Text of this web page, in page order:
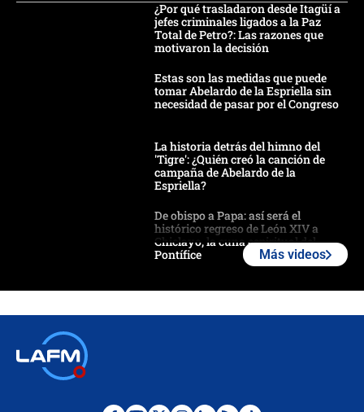
¿Por qué trasladaron desde Itagüí a
jefes criminales ligados a la Paz
Total de Petro?: Las razones que
motivaron la decisión
Estas son las medidas que puede
tomar Abelardo de la Espriella sin
necesidad de pasar por el Congreso
La historia detrás del himno del
'Tigre': ¿Quién creó la canción de
campaña de Abelardo de la
Espriella?
De obispo a Papa: así será el
histórico regreso de León XIV a
Chiclayo, la cuna espiritual del
Pontífice
Más videos